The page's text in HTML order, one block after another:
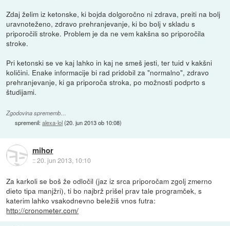
Zdaj želim iz ketonske, ki bojda dolgoročno ni zdrava, preiti na bolj
uravnoteženo, zdravo prehranjevanje, ki bo bolj v skladu s
priporočili stroke. Problem je da ne vem kakšna so priporočila
stroke.
Pri ketonski se ve kaj lahko in kaj ne smeš jesti, ter tuid v kakšni
količini. Enake informacije bi rad pridobil za "normalno", zdravo
prehranjevanje, ki ga priporoča stroka, po možnosti podprto s
študijami.
Zgodovina sprememb…
spremenil:alexa-lol(20. jun 2013 ob 10:08)
mihor
::20. jun 2013, 10:10
Za karkoli se boš že odločil (jaz iz srca priporočam zgolj zmerno
dieto tipa manjžri), ti bo najbrž prišel prav tale programček, s
katerim lahko vsakodnevno beležiš vnos futra:
http://cronometer.com/